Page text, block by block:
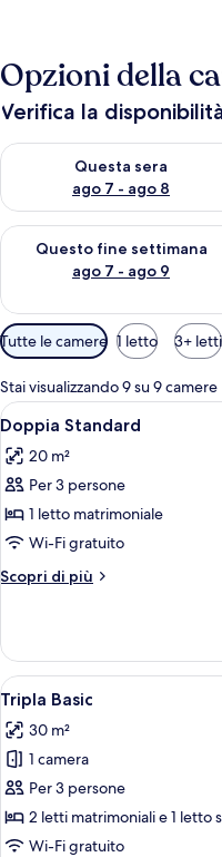
Opzioni della
Verifica la
Questa sera
ago 7 - ago 8
Verifica la disponibilità per
Questo fine settimana
ago 7 - ago 9
Verifica la disponibilità per
Filtri
disponibili
per
le
camere
Tutte le camere 1 letto 3+ letti
Stai visualizzando 9 su 9 camere
Apri
tutte
le
foto
per
Doppia
Standard
6
Doppia Standard
20 m²
Per 3 persone
1 letto matrimoniale
Wi-Fi gratuito
Scopri di più
Altri
Standard
Apri
tutte
le
foto
per
Tripla
Basic
5
Tripla Basic
30 m²
1 camera
Per 3 persone
2 letti matrimoniali e 1 letto
Wi-Fi gratuito